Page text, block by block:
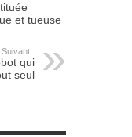
et tueuse
Suivant :
qui
seul